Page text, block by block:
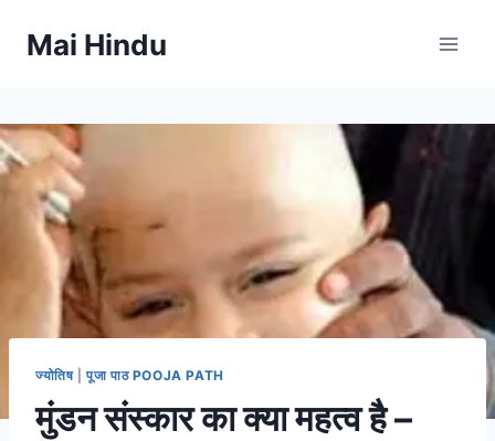
Mai Hindu
ज्योतिष|पूजा पाठ POOJA PATH
मुंडन संस्कार का क्या महत्व है –